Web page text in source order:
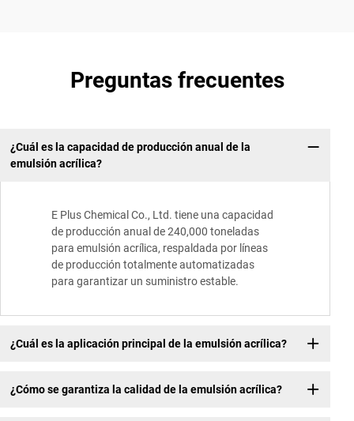
Preguntas frecuentes
¿Cuál es la capacidad de producción anual de la
emulsión acrílica?
E Plus Chemical Co., Ltd. tiene una capacidad
de producción anual de 240,000 toneladas
para emulsión acrílica, respaldada por líneas
de producción totalmente automatizadas
para garantizar un suministro estable.
¿Cuál es la aplicación principal de la emulsión acrílica?
¿Cómo se garantiza la calidad de la emulsión acrílica?